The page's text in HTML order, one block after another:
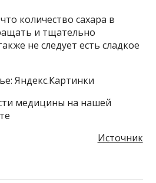
количество сахара в
и тщательно
не следует есть сладкое
Яндекс.Картинки
медицины на нашей
Источник